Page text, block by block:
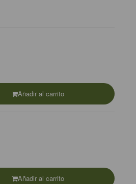
Añadir al carrito
Añadir al carrito